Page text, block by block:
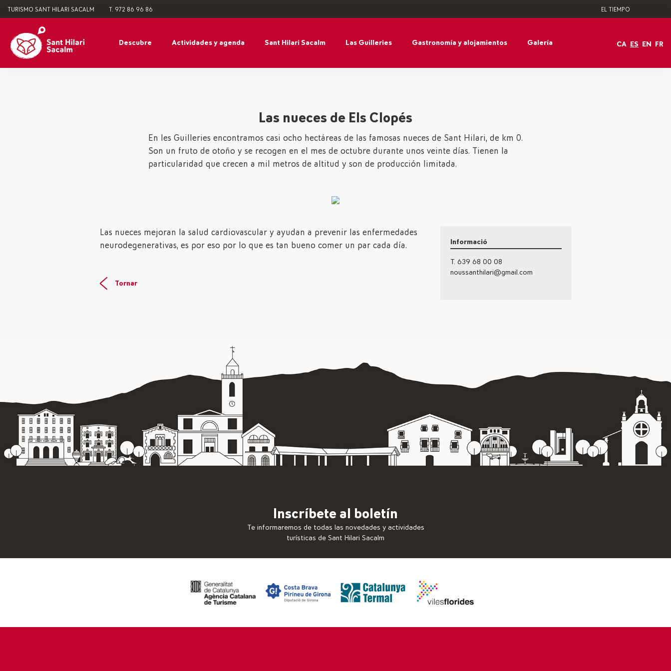
TURISMO SANT HILARI SACALM T. 972 86 96 86 EL TIEMPO
Descubre Actividades y agenda Sant Hilari Sacalm Las Guilleries Gastronomía y alojamientos Galería CA ES EN FR
Las nueces de Els Clopés
En les Guilleries encontramos casi ocho hectáreas de las famosas nueces de Sant Hilari, de km 0.
Son un fruto de otoño y se recogen en el mes de octubre durante unos veinte días. Tienen la
particularidad que crecen a mil metros de altitud y son de producción limitada.
Las nueces mejoran la salud cardiovascular y ayudan a prevenir las enfermedades
neurodegenerativas, es por eso por lo que es tan bueno comer un par cada día.
Tornar
Informació
T. 639 68 00 08
noussanthilari@gmail.com
Inscríbete al boletín
Te informaremos de todas las novedades y actividades
turísticas de Sant Hilari Sacalm